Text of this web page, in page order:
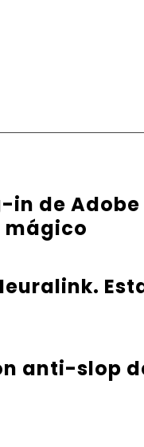
in de
mágico
anti-slop